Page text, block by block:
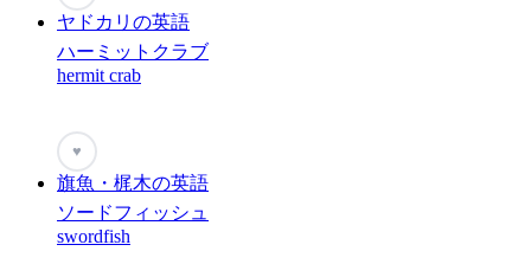
ヤドカリの英語
ハーミットクラブ
hermit crab
♥
旗魚・梶木の英語
ソードフィッシュ
swordfish